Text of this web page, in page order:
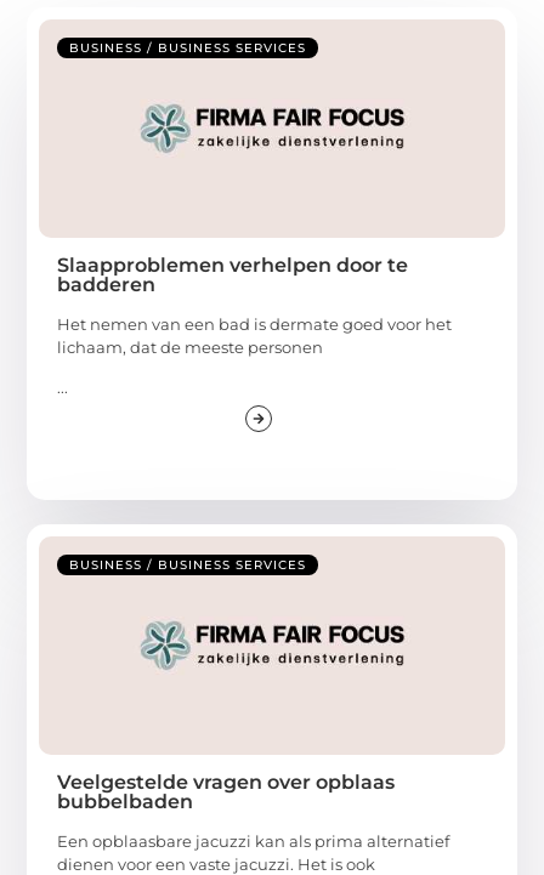
BUSINESS / BUSINESS SERVICES
Slaapproblemen verhelpen door te
badderen
Het nemen van een bad is dermate goed voor het
lichaam, dat de meeste personen
...
BUSINESS / BUSINESS SERVICES
Veelgestelde vragen over opblaas
bubbelbaden
Een opblaasbare jacuzzi kan als prima alternatief
dienen voor een vaste jacuzzi. Het is ook